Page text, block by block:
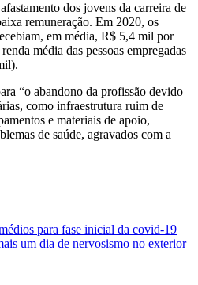
dos jovens da carreira de
remuneração. Em 2020, os
em média, R$ 5,4 mil por
média das pessoas empregadas
“o abandono da profissão devido
como infraestrutura ruim de
e materiais de apoio,
de saúde, agravados com a
para fase inicial da covid-19
um dia de nervosismo no exterior